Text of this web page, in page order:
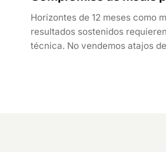
Horizontes de 12 meses como
resultados sostenidos
técnica. No vendemos atajos